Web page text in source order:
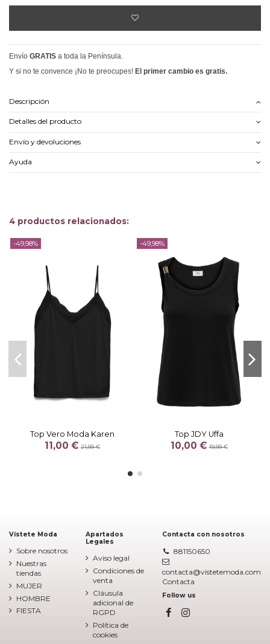
Envío GRATIS a toda la Península.
Y si no te convence ¡No te preocupes! El primer cambio es gratis.
Descripción
Detalles del producto
Envío y devoluciones
Ayuda
4 productos relacionados:
-49,98%
Top Vero Moda Karen
11,00 € 21,99 €
-49,98%
Top JDY Uffa
10,00 €19,99 €
Vístete Moda
Sobre nosotros
Nuestras
tiendas
MUJER
HOMBRE
FIESTA
Apartados
Legales
Aviso legal
Condiciones de
venta
Cláusula
adicional de
RGPD
Política de
cookies
Contacta con nosotros
881150650
contacta@vistetemoda.com
Contacta
Follow us